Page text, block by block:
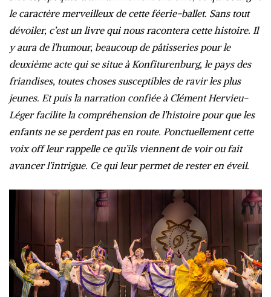
le caractère merveilleux de cette féerie-ballet. Sans tout
dévoiler, c’est un livre qui nous racontera cette histoire. Il
y aura de l’humour, beaucoup de pâtisseries pour le
deuxième acte qui se situe à Konfiturenburg, le pays des
friandises, toutes choses susceptibles de ravir les plus
jeunes. Et puis la narration confiée à Clément Hervieu-
Léger facilite la compréhension de l’histoire pour que les
enfants ne se perdent pas en route. Ponctuellement cette
voix off leur rappelle ce qu’ils viennent de voir ou fait
avancer l’intrigue. Ce qui leur permet de rester en éveil.